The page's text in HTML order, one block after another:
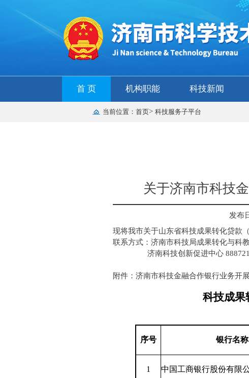
首 页 机构职能 科技新闻
当前位置： 首页> 科技服务子平台
关于济南市科技
发布
现将我市关于山东省科技成果转化贷款
联系方式：济南市科技局成果转化与科
济南科技创新促进中心
附件：济南市科技金融合作银行业务开
科技成果
序号 银行名称
1 中国工商银行股份有限